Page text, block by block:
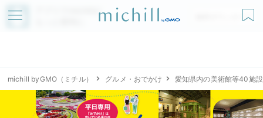
アプリでmichillが
無料ダウンロード
michill byGMO（ミチル） グルメ・おでかけ 愛知県内の美術館等40施